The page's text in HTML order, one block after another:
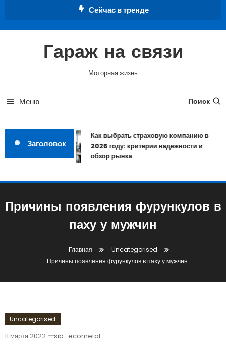
Сейчас в тренде
Гараж на связи
Моторная жизнь
Меню Поиск
Заголовок
Как выбрать страховую компанию в
2026 году: критерии надежности и
обзор рынка
Причины появления фурункулов в
паху у мужчин
Главная
Uncategorised
Причины появления фурункулов в паху у мужчин
Uncategorised
11 марта 2022 sib_ecometal